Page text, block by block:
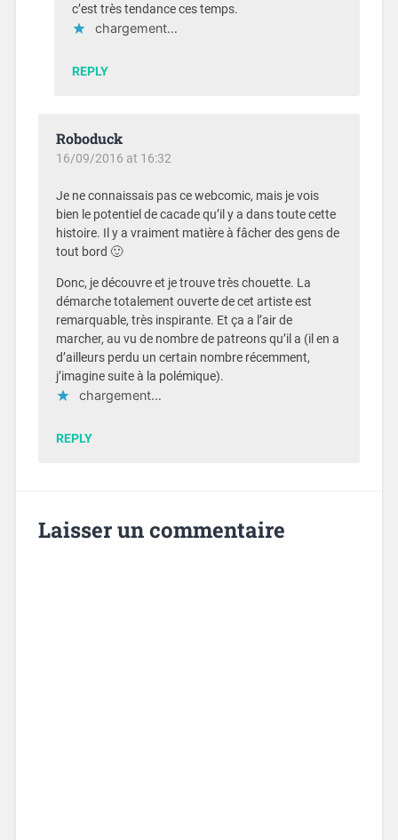
c’est très tendance ces temps.
chargement…
REPLY
Roboduck
16/09/2016 at 16:32
Je ne connaissais pas ce webcomic, mais je vois
bien le potentiel de cacade qu’il y a dans toute cette
histoire. Il y a vraiment matière à fâcher des gens de
tout bord 🙂
Donc, je découvre et je trouve très chouette. La
démarche totalement ouverte de cet artiste est
remarquable, très inspirante. Et ça a l’air de
marcher, au vu de nombre de patreons qu’il a (il en a
d’ailleurs perdu un certain nombre récemment,
j’imagine suite à la polémique).
chargement…
REPLY
Laisser un commentaire